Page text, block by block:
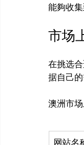
市场
在挑选
据自己的
网站名